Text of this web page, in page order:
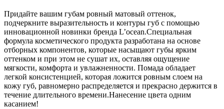
Придайте вашим губам ровный матовый оттенок,
подчеркните выразительность и контуры губ с помощью
инновационной новинки бренда L’ocean.Специальная
формула косметического продукта разработана на основе
отборных компонентов, которые насыщают губы ярким
оттенком и при этом не сушат их, оставляя ощущение
мягкости, комфорта и увлажненности. Помада обладает
легкой консистенцией, которая ложится ровным слоем на
кожу губ, равномерно распределяется и прекрасно держится в
течение длительного времени.Нанесение цвета одним
касанием!